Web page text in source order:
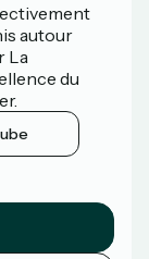
autour
La
du